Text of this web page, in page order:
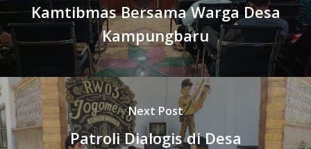
Kamtibmas Bersama Warga Desa
Kampungbaru
Next Post
Patroli Dialogis di Desa